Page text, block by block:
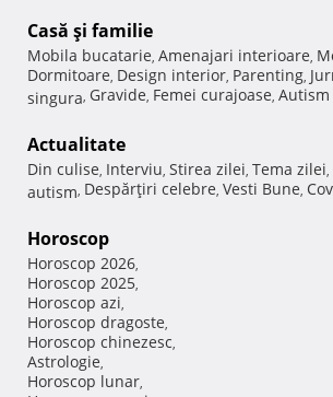
Casă şi familie
Mobila bucatarie, Amenajari interioare,
Dormitoare, Design interior, Parenting,
singura, Gravide, Femei curajoase, Autism
Actualitate
Din culise, Interviu, Stirea zilei, Tema zilei,
autism, Despărţiri celebre, Vesti Bune,
Horoscop
Horoscop 2026,
Horoscop 2025,
Horoscop azi,
Horoscop dragoste,
Horoscop chinezesc,
Astrologie,
Horoscop lunar,